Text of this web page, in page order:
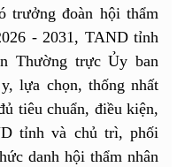
trưởng đoàn hội thẩm
- 2031, TAND tỉnh
Thường trực Ủy ban
lựa chọn, thống nhất
tiêu chuẩn, điều kiện,
tỉnh và chủ trì, phối
danh hội thẩm nhân